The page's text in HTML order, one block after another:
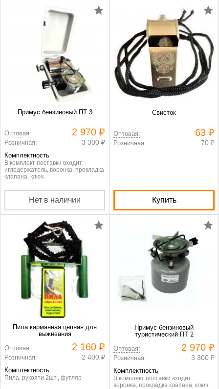
Примус бензиновый ПТ 3
Оптовая: 2 970 ₽
Розничная: 3 300 ₽
Комплектность
В комплект поставки входит:
иглодержатель, воронка, прокладка
клапана, ключ.
Нет в наличии
Свисток
Оптовая: 63 ₽
Розничная: 70 ₽
Купить
Пила карманная цепная для
выживания
Оптовая:
2 160 ₽
Розничная: 2 400 ₽
Комплектность
Пила, рукояти 2шт., футляр
Примус бензиновый
туристический ПТ 2
Оптовая:
2 970 ₽
Розничная: 3 300 ₽
Комплектность
В комплект поставки входит:
воронка, прокладка клапана, ключ.